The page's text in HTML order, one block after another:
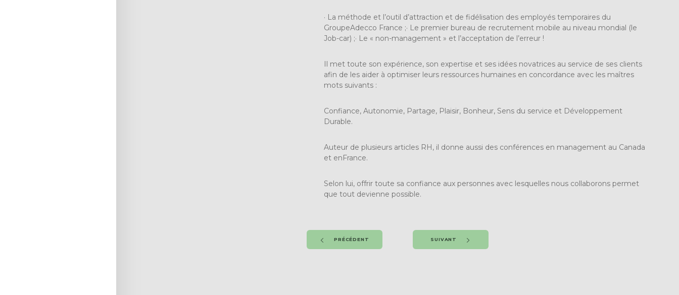
· La méthode et l’outil d’attraction et de fidélisation des employés temporaires du
GroupeAdecco France ;· Le premier bureau de recrutement mobile au niveau mondial (le
Job-car) ;· Le « non-management » et l’acceptation de l’erreur !
Il met toute son expérience, son expertise et ses idées novatrices au service de ses clients
afin de les aider à optimiser leurs ressources humaines en concordance avec les maîtres
mots suivants :
Confiance, Autonomie, Partage, Plaisir, Bonheur, Sens du service et Développement
Durable.
Auteur de plusieurs articles RH, il donne aussi des conférences en management au Canada
et enFrance.
Selon lui, offrir toute sa confiance aux personnes avec lesquelles nous collaborons permet
que tout devienne possible.
PRÉCÉDENT SUIVANT